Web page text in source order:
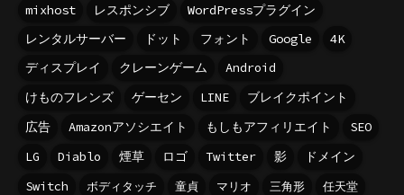
mixhost
レスポンシブ
WordPressプラグイン
レンタルサーバー
ドット フォント Google
4K
ディスプレイ
クレーンゲーム
Android
けものフレンズ
ゲーセン LINE
ブレイクポイント
広告
Amazonアソシエイト もしもアフィリエイト
SEO
LG
Diablo 煙草 ロゴ Twitter 影
ドメイン
Switch
ボディタッチ 童貞 マリオ 三角形
任天堂